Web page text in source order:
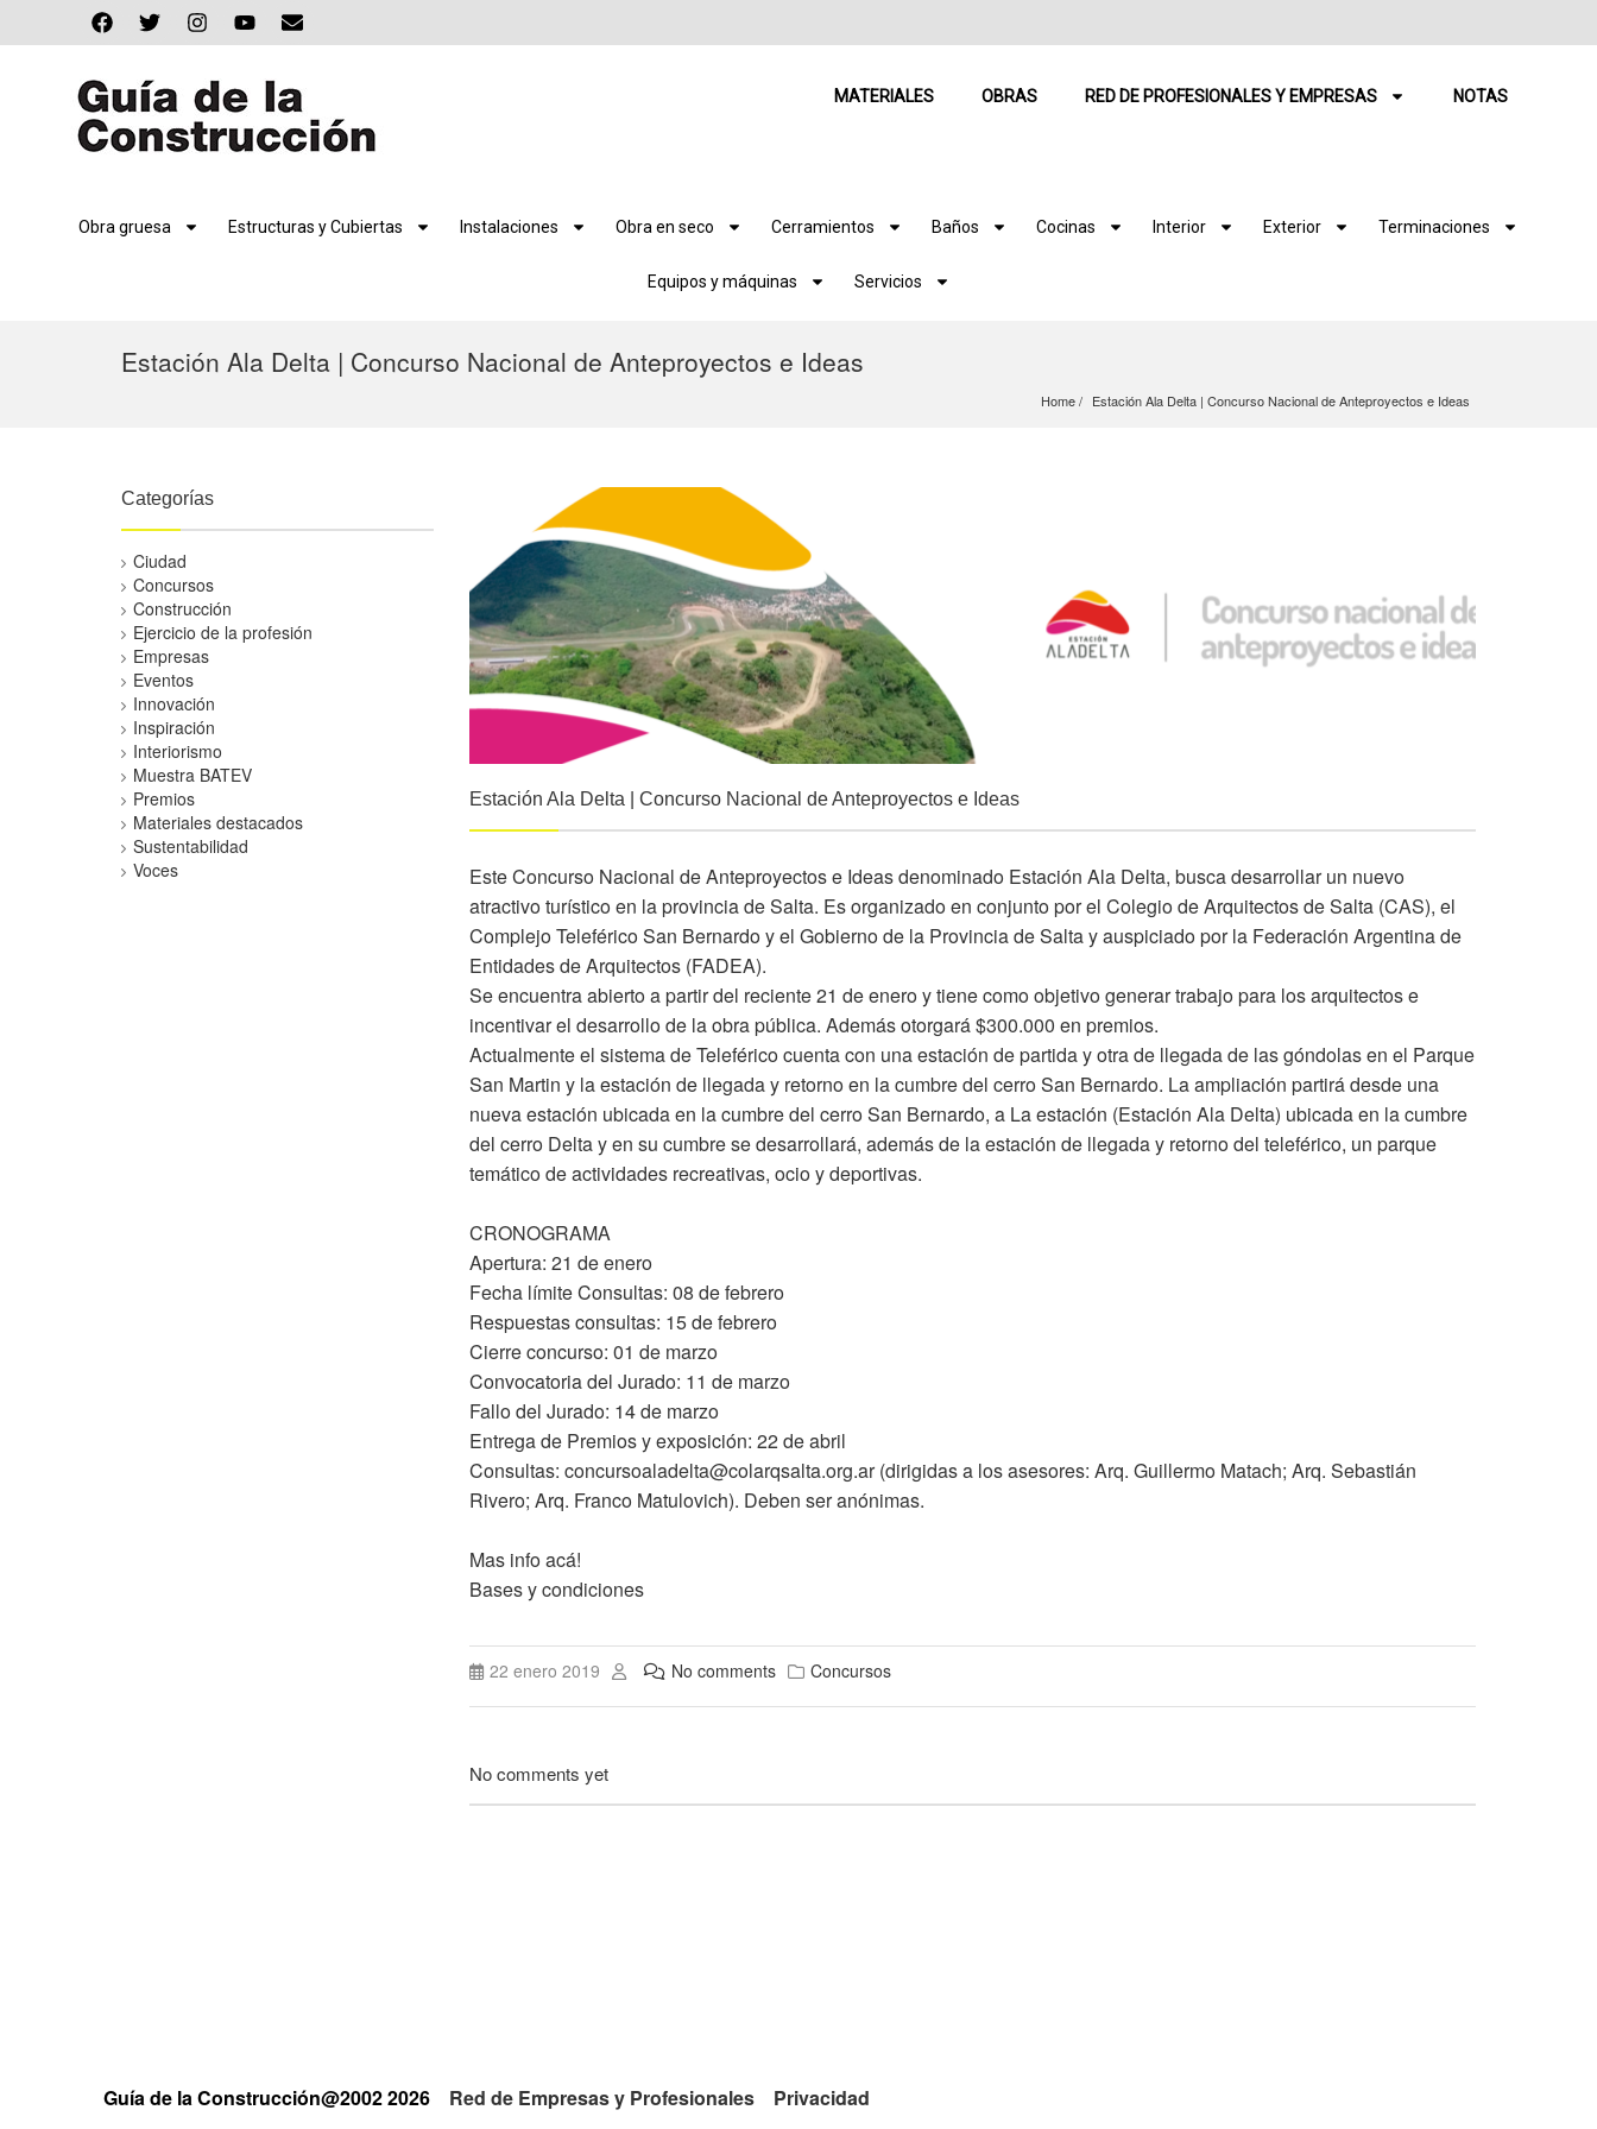
MATERIALES OBRAS RED DE PROFESIONALES Y EMPRESAS NOTAS
Obra gruesa Estructuras y Cubiertas Instalaciones Obra en seco Cerramientos Baños Cocinas Interior Exterior Terminaciones
Equipos y máquinas Servicios
Estación Ala Delta | Concurso Nacional de Anteproyectos e Ideas
Home Estación Ala Delta | Concurso Nacional de Anteproyectos e Ideas
Categorías
Ciudad
Concursos
Construcción
Ejercicio de la profesión
Empresas
Eventos
Innovación
Inspiración
Interiorismo
Muestra BATEV
Premios
Materiales destacados
Sustentabilidad
Voces
Estación Ala Delta | Concurso Nacional de Anteproyectos e Ideas
Este Concurso Nacional de Anteproyectos e Ideas denominado Estación Ala Delta, busca desarrollar un nuevo
atractivo turístico en la provincia de Salta. Es organizado en conjunto por el Colegio de Arquitectos de Salta (CAS), el
Complejo Teleférico San Bernardo y el Gobierno de la Provincia de Salta y auspiciado por la Federación Argentina de
Entidades de Arquitectos (FADEA).
Se encuentra abierto a partir del reciente 21 de enero y tiene como objetivo generar trabajo para los arquitectos e
incentivar el desarrollo de la obra pública. Además otorgará $300.000 en premios.
Actualmente el sistema de Teleférico cuenta con una estación de partida y otra de llegada de las góndolas en el Parque
San Martin y la estación de llegada y retorno en la cumbre del cerro San Bernardo. La ampliación partirá desde una
nueva estación ubicada en la cumbre del cerro San Bernardo, a La estación (Estación Ala Delta) ubicada en la cumbre
del cerro Delta y en su cumbre se desarrollará, además de la estación de llegada y retorno del teleférico, un parque
temático de actividades recreativas, ocio y deportivas.
CRONOGRAMA
Apertura: 21 de enero
Fecha límite Consultas: 08 de febrero
Respuestas consultas: 15 de febrero
Cierre concurso: 01 de marzo
Convocatoria del Jurado: 11 de marzo
Fallo del Jurado: 14 de marzo
Entrega de Premios y exposición: 22 de abril
Consultas: concursoaladelta@colarqsalta.org.ar(dirigidas a los asesores: Arq. Guillermo Matach; Arq. Sebastián
Rivero; Arq. Franco Matulovich). Deben ser anónimas.
Mas info acá!
Bases y condiciones
22 enero 2019 No comments Concursos
No comments yet
Guía de la Construcción@2002 2026 Red de Empresas y Profesionales Privacidad